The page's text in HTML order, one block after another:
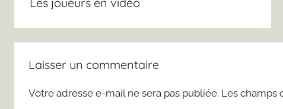
l’article
Laisser un commentaire
Votre adresse e-mail ne sera pas publiée. Les champs